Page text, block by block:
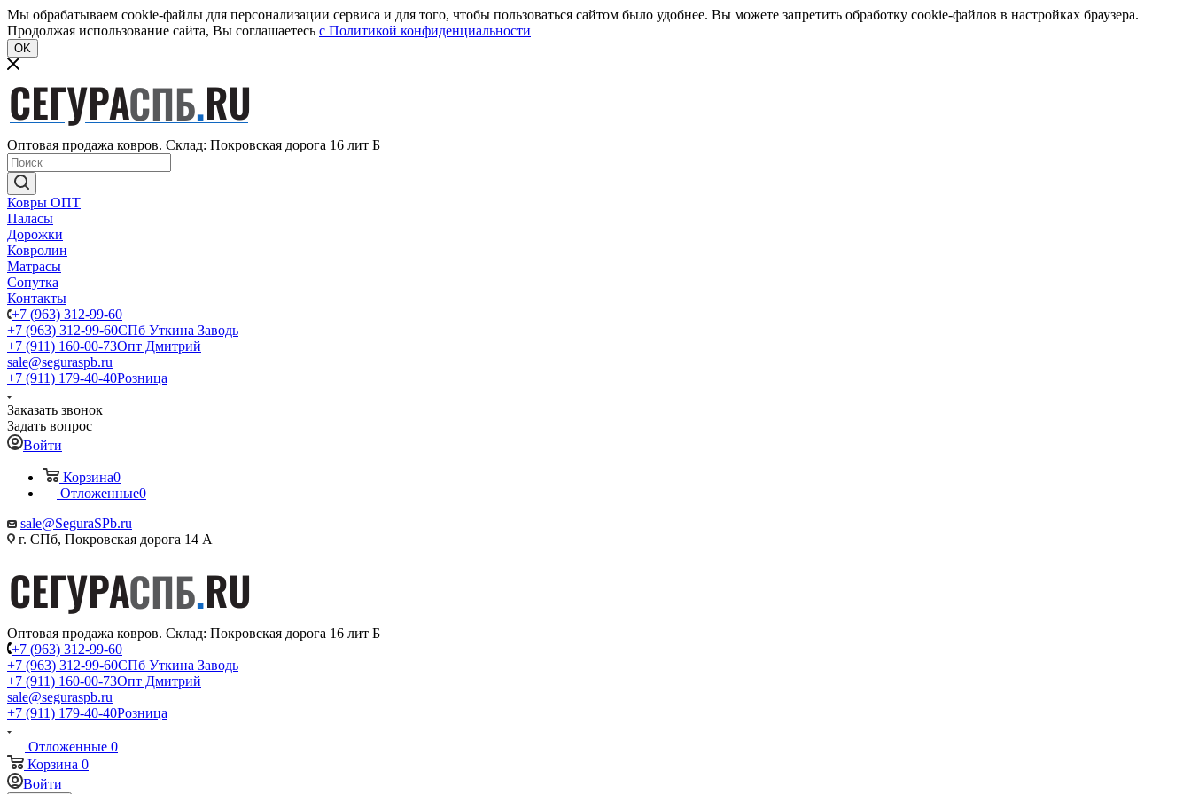
Мы обрабатываем cookie-файлы для персонализации сервиса и для того, чтобы пользоваться сайтом было удобнее. Вы можете запретить обработку cookie-файлов в настройках браузера.
Продолжая использование сайта, Вы соглашаетесь c Политикой конфиденциальности
OK
Оптовая продажа ковров. Склад: Покровская дорога 16 лит Б
Ковры ОПТ
Паласы
Дорожки
Ковролин
Матрасы
Сопутка
Контакты
+7 (963) 312-99-60
+7 (963) 312-99-60СПб Уткина Заводь
+7 (911) 160-00-73Опт Дмитрий
sale@seguraspb.ru
+7 (911) 179-40-40Розница
Заказать звонок
Задать вопрос
Войти
Корзина0
Отложенные0
sale@SeguraSPb.ru
г. СПб, Покровская дорога 14 А
Оптовая продажа ковров. Склад: Покровская дорога 16 лит Б
+7 (963) 312-99-60
+7 (963) 312-99-60СПб Уткина Заводь
+7 (911) 160-00-73Опт Дмитрий
sale@seguraspb.ru
+7 (911) 179-40-40Розница
Отложенные 0
Корзина 0
Войти